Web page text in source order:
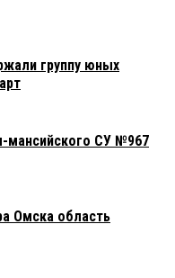
группу юных
мансийского СУ №967
Омска область